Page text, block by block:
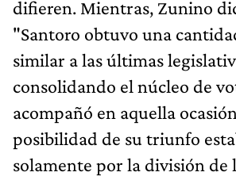
difieren. Mientras, Zunino
"Santoro obtuvo una
similar a las últimas
consolidando el núcleo de
acompañó en aquella
posibilidad de su triunfo
solamente por la división de